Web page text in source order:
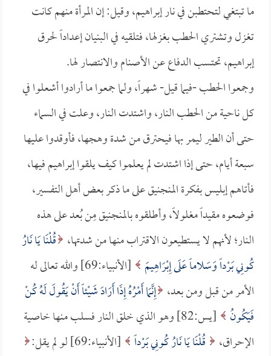
ما تبتغي لتحتطبن في نار إبراهيم، وقيل: إن المرأة منهم كانت
تغزل وتشتري الحطب بغزلها، فتلقيه في البنيان إعداداً لحرق
إبراهيم، تحتسب الدفاع عن الأصنام والانتصار لها.
وجمعوا الحطب -فيما قيل- شهراً، ولما جمعوا ما أرادوا أشعلوا في
كل ناحية من الحطب النار، واشتدت النار، وعلت في السماء
حتى أن الطير ليمر بها فيحترق من شدة وهجها، فأوقدوا عليها
سبعة أيام، حتى إذا اشتدت لم يعلموا كيف يلقوا إبراهيم فيها،
فأتاهم إبليس بفكرة المنجنيق على ما ذكر بعض أهل التفسير،
فوضعوه مقيداً مغلولاً، وأطلقوه بالمنجنيق مِن بُعد على هذه
النار؛ لأنهم لا يستطيعون الاقتراب منها من شدتها، قُلْنَا يَا نَارُ
كُونِي بَرْداً وَسَلاماً عَلَى إِبْرَاهِيمَ
[الأنبياء:69] والله تعالى له
الأمر من قبل ومن بعد، إِنَّمَا أَمْرُهُ إِذَا أَرَادَ شَيْئاً أَنْ يَقُولَ لَهُ كُنْ
فَيَكُونُ
[يس:82] وهو الذي خلق النار فسلب منها خاصية
الإحراق،
قُلْنَا يَا نَارُ كُونِي بَرْداً [الأنبياء:69] لو لم يقل: